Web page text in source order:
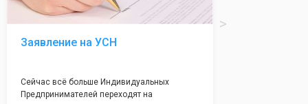
Заявление на УСН
Сейчас всё больше Индивидуальных
Предпринимателей переходят на